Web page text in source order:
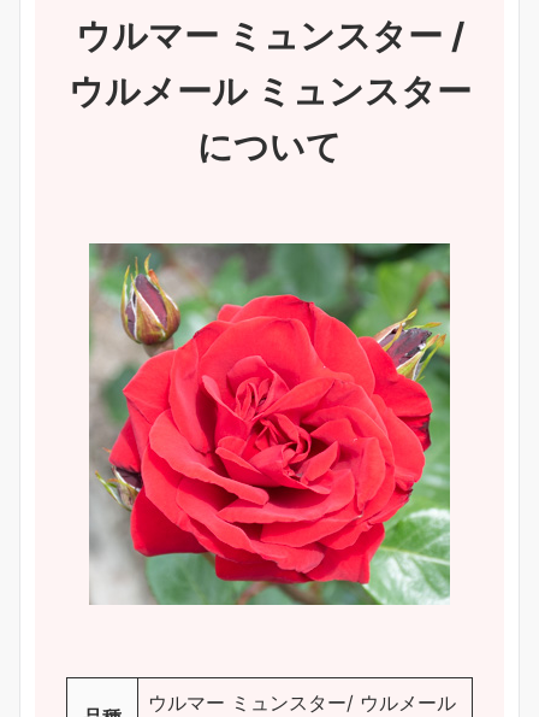
ウルマー ミュンスター /
ウルメール ミュンスター
について
ウルマー ミュンスター/ ウルメール